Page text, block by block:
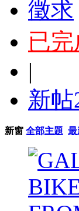
徵求
已完
|
新帖
新窗 全部主題 最